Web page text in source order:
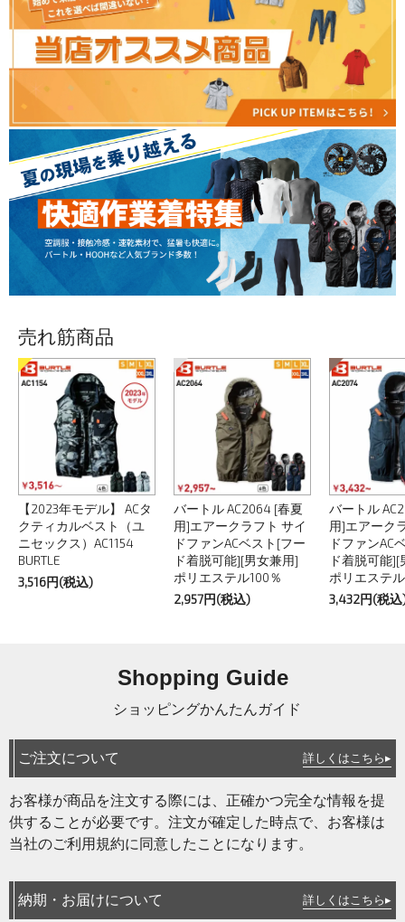
売れ筋商品
【2023年モデル】 ACタ
クティカルベスト（ユ
ニセックス）AC1154
BURTLE
3,516円(税込)
バートル AC2064 [春夏
用]エアークラフト サイ
ドファンACベスト[フー
ド着脱可能][男女兼用]
ポリエステル100％
2,957円(税込)
バートル
用]エアーク
ドファンAC
ド着脱可能][
ポリエステ
3,432円(税込
Shopping Guide
ショッピングかんたんガイド
ご注文について 詳しくはこちら▸
お客様が商品を注文する際には、正確かつ完全な情報を提
供することが必要です。注文が確定した時点で、お客様は
当社のご利用規約に同意したことになります。
納期・お届けについて 詳しくはこちら▸